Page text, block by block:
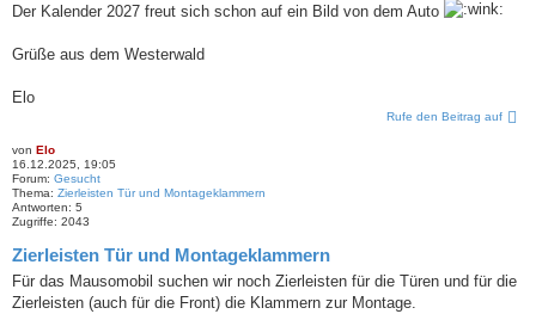
Der Kalender 2027 freut sich schon auf ein Bild von dem Auto
Grüße aus dem Westerwald
Elo
Rufe den Beitrag auf
von Elo
16.12.2025, 19:05
Forum: Gesucht
Thema: Zierleisten Tür und Montageklammern
Antworten: 5
Zugriffe: 2043
Zierleisten Tür und Montageklammern
Für das Mausomobil suchen wir noch Zierleisten für die Türen und für die
Zierleisten (auch für die Front) die Klammern zur Montage.